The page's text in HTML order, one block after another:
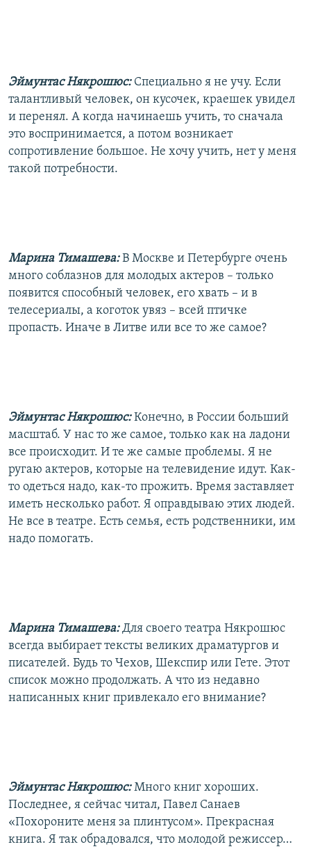
Эймунтас Някрошюс: Специально я не учу. Если
талантливый человек, он кусочек, краешек увидел
и перенял. А когда начинаешь учить, то сначала
это воспринимается, а потом возникает
сопротивление большое. Не хочу учить, нет у меня
такой потребности.
Марина Тимашева:В Москве и Петербурге очень
много соблазнов для молодых актеров – только
появится способный человек, его хвать – и в
телесериалы, а коготок увяз – всей птичке
пропасть. Иначе в Литве или все то же самое?
Эймунтас Някрошюс:Конечно, в России больший
масштаб. У нас то же самое, только как на ладони
все происходит. И те же самые проблемы. Я не
ругаю актеров, которые на телевидение идут. Как-
то одеться надо, как-то прожить. Время заставляет
иметь несколько работ. Я оправдываю этих людей.
Не все в театре. Есть семья, есть родственники, им
надо помогать.
Марина Тимашева:Для своего театра Някрошюс
всегда выбирает тексты великих драматургов и
писателей. Будь то Чехов, Шекспир или Гете. Этот
список можно продолжать. А что из недавно
написанных книг привлекало его внимание?
Эймунтас Някрошюс:Много книг хороших.
Последнее, я сейчас читал, Павел Санаев
«Похороните меня за плинтусом». Прекрасная
книга. Я так обрадовался, что молодой режиссер…